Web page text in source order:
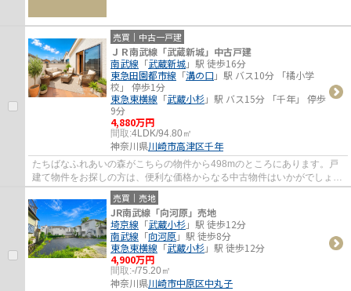
売買｜中古一戸建
ＪＲ南武線「武蔵新城」中古戸建
南武線 「武蔵新城」駅 徒歩16分
東急田園都市線 「溝の口 」駅 バス10分 「橘小学
校」 停歩1分
東急東横線 「武蔵小杉」駅 バス15分 「千年」 停歩
9分
4,880万円
間取:4LDK/94.80㎡
神奈川県川崎市高津区千年
たちばなふれあいの森がこちらの物件から498mのところにあります。戸
建て物件をお探しの方は、便利な価格からなる中古物件はいかがでしょう
か。移動時間を短縮できる南武線武蔵新城周...
売買｜売地
JR南武線「向河原」売地
埼京線 「武蔵小杉」駅 徒歩12分
南武線 「向河原」駅 徒歩8分
東急東横線 「武蔵小杉」駅 徒歩12分
4,900万円
間取:-/75.20㎡
神奈川県川崎市中原区中丸子